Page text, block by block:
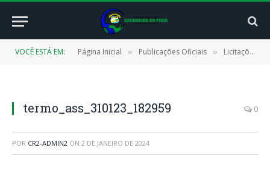
VOCÊ ESTÁ EM: Página Inicial » Publicações Oficiais » Licitações
termo_ass_310123_182959 0
POR CR2-ADMIN2 ON 2 DE JANEIRO DE 2024